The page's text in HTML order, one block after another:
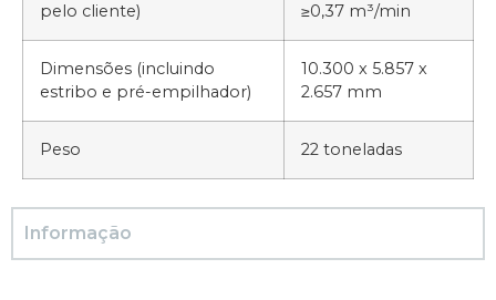
pelo cliente)
≥0,37 m³/min
Dimensões (incluindo
estribo e pré-empilhador)
10.300 x 5.857 x
2.657 mm
Peso 22 toneladas
Informação